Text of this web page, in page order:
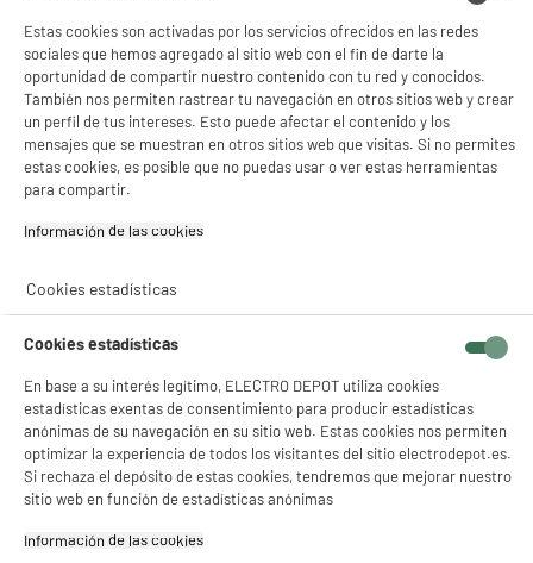
product_anchor_characteristics
279€96
Estas cookies son activadas por los servicios ofrecidos en las redes
sociales que hemos agregado al sitio web con el fin de darte la
oportunidad de compartir nuestro contenido con tu red y conocidos.
También nos permiten rastrear tu navegación en otros sitios web y crear
un perfil de tus intereses. Esto puede afectar el contenido y los
mensajes que se muestran en otros sitios web que visitas. Si no permites
estas cookies, es posible que no puedas usar o ver estas herramientas
para compartir.
Información de las cookies‎
Cookies estadísticas
Cookies estadísticas
En base a su interés legítimo, ELECTRO DEPOT utiliza cookies
estadísticas exentas de consentimiento para producir estadísticas
anónimas de su navegación en su sitio web. Estas cookies nos permiten
optimizar la experiencia de todos los visitantes del sitio electrodepot.es.
Si rechaza el depósito de estas cookies, tendremos que mejorar nuestro
sitio web en función de estadísticas anónimas
Información de las cookies‎